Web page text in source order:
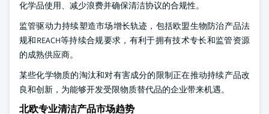
化学品使用、减少浪费并确保清洁协议的合规性。
监管驱动力持续塑造市场增长轨迹，包括欧盟生物防治产品法
规和REACH等持续合规要求，有利于拥有技术专长和监管资源
的成熟供应商。
某些化学物质的淘汰和对有害成分的限制正在推动持续产品改
良和创新，为能够开发受限物质替代品的企业带来机遇。
北欧专业清洁产品市场趋势